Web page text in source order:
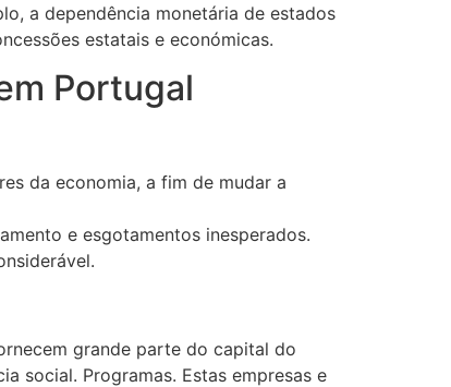
a dependência monetária de estados
estatais e económicas.
Portugal
da economia, a fim de mudar a
e esgotamentos inesperados.
grande parte do capital do
social. Programas. Estas empresas e